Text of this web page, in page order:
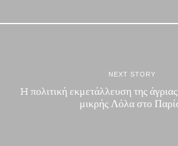
NEXT STORY
H πολιτική εκμετάλλευση της
μικρής Λόλα στο